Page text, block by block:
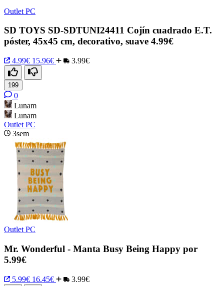
Outlet PC
SD TOYS SD-SDTUNI24411 Cojín cuadrado E.T.
póster, 45x45 cm, decorativo, suave 4.99€
4.99€ 15.96€ 3.99€
199
0
Lunam
Lunam
Outlet PC
3sem
Outlet PC
Mr. Wonderful - Manta Busy Being Happy por
5.99€
5.99€ 16.45€ 3.99€